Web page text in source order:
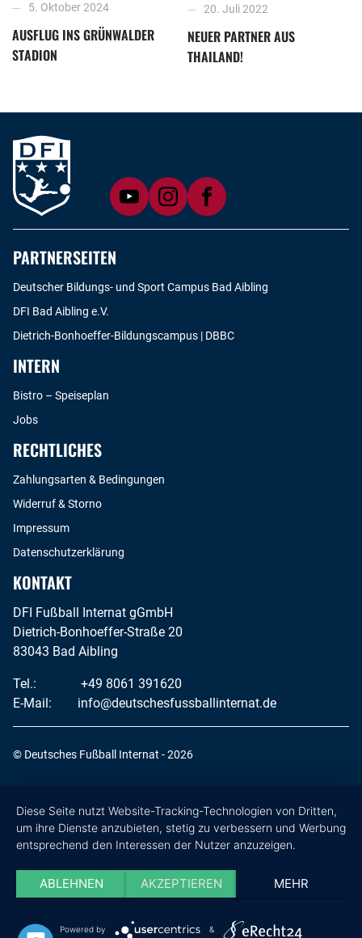
5. Oktober 2024
AUSFLUG INS GRÜNWALDER
STADION
20. Juli 2022
NEUER PARTNER AUS
THAILAND!
PARTNERSEITEN
Deutscher Bildungs- und Sport Campus Bad Aibling
DFI Bad Aibling e.V.
Dietrich-Bonhoeffer-Bildungscampus | DBBC
INTERN
Bistro – Speiseplan
Jobs
RECHTLICHES
Zahlungsarten & Bedingungen
Widerruf & Storno
Impressum
Datenschutzerklärung
KONTAKT
DFI Fußball Internat gGmbH
Dietrich-Bonhoeffer-Straße 20
83043 Bad Aibling
Tel.:
+49 8061 391620
E-Mail:
info@deutschesfussballinternat.de
© Deutsches Fußball Internat - 2026
Diese Seite nutzt Website-Tracking-Technologien von Dritten,
um ihre Dienste anzubieten, stetig zu verbessern und Werbung
entsprechend den Interessen der Nutzer anzuzeigen.
ABLEHNEN AKZEPTIEREN MEHR
Powered by &